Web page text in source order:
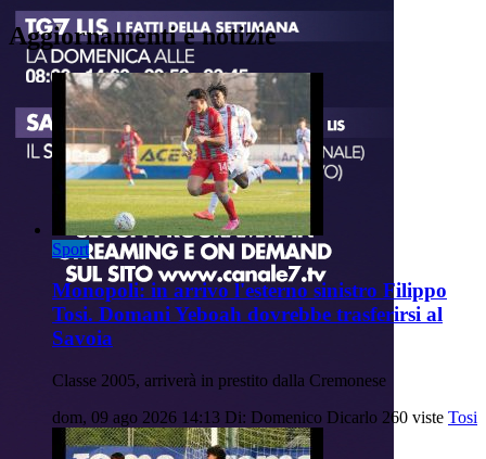
Aggiornamenti e notizie
Sport
Monopoli: in arrivo l'esterno sinistro Filippo
Tosi. Domani Yeboah dovrebbe trasferirsi al
Savoia
Classe 2005, arriverà in prestito dalla Cremonese
dom, 09 ago 2026 14:13 Di: Domenico Dicarlo 260 viste Tosi